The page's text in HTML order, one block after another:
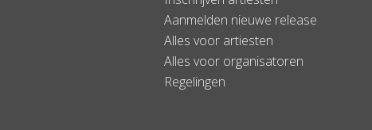
Aanmelden nieuwe release
Alles voor artiesten
Alles voor organisatoren
Regelingen